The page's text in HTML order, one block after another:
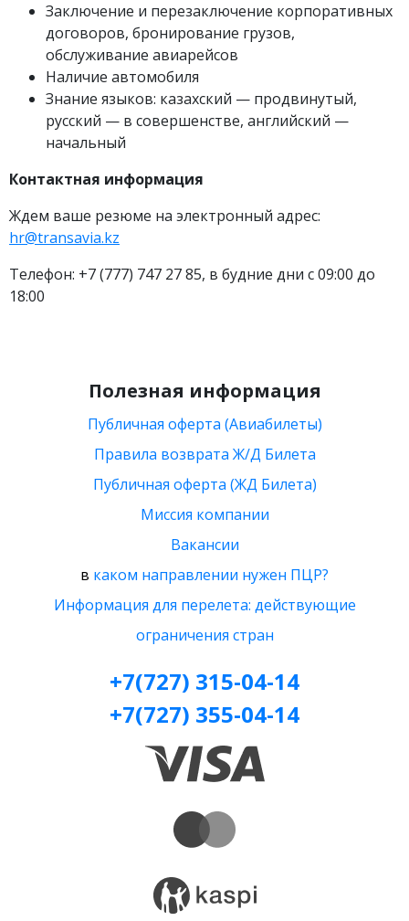
Заключение и перезаключение корпоративных
договоров, бронирование грузов,
обслуживание авиарейсов
Наличие автомобиля
Знание языков: казахский — продвинутый,
русский — в совершенстве, английский —
начальный
Контактная информация
Ждем ваше резюме на электронный адрес:
hr@transavia.kz
Телефон: +7 (777) 747 27 85, в будние дни с 09:00 до
18:00
Полезная информация
Публичная оферта (Авиабилеты)
Правила возврата Ж/Д Билета
Публичная оферта (ЖД Билета)
Миссия компании
Вакансии
в каком направлении нужен ПЦР?
Информация для перелета: действующие
ограничения стран
+7(727) 315-04-14
+7(727) 355-04-14